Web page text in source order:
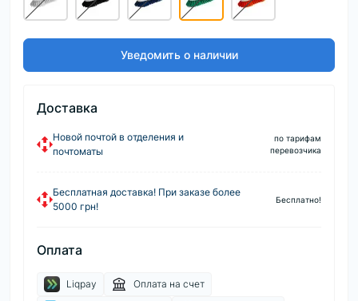
Уведомить о наличии
Доставка
Новой почтой в отделения и
почтоматы
по тарифам
перевозчика
Бесплатная доставка! При заказе более
5000 грн!
Бесплатно!
Оплата
Liqpay
Оплата на счет